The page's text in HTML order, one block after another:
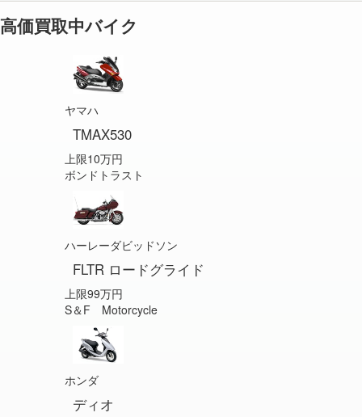
高価買取中バイク
ヤマハ
TMAX530
上限10万円
ボンドトラスト
ハーレーダビッドソン
FLTR ロードグライド
上限99万円
S＆F Motorcycle
ホンダ
ディオ